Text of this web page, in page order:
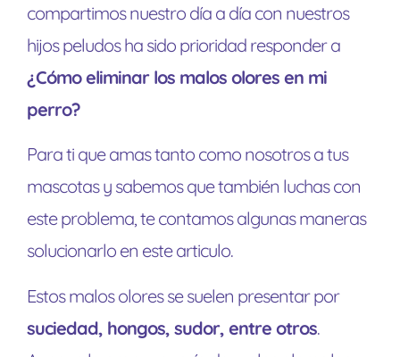
compartimos nuestro día a día con nuestros
hijos peludos ha sido prioridad responder a
¿Cómo eliminar los malos olores en mi
perro?
Para ti que amas tanto como nosotros a tus
mascotas y sabemos que también luchas con
este problema, te contamos algunas maneras
solucionarlo en este articulo.
Estos malos olores se suelen presentar por
suciedad, hongos, sudor, entre otros.